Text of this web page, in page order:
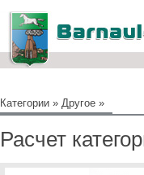
Категории » Другое »
Расчет